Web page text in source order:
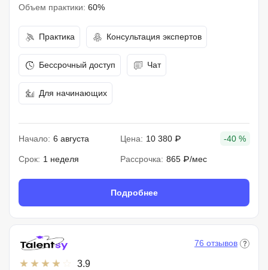
Объем практики: 60%
Практика Консультация экспертов
Бессрочный доступ Чат
Для начинающих
Начало: 6 августа Цена: 10 380 ₽ -40 %
Срок: 1 неделя Рассрочка: 865 ₽/мес
Подробнее
3.9
76 отзывов